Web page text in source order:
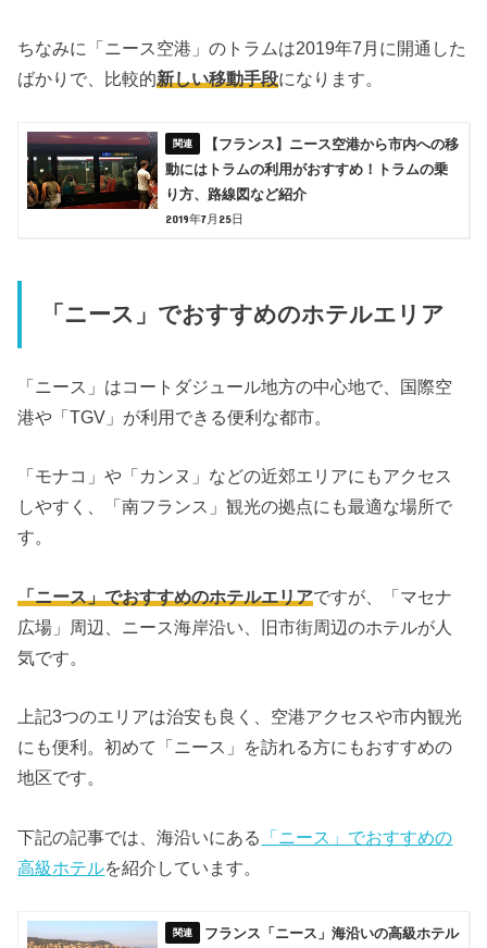
ちなみに「ニース空港」のトラムは2019年7月に開通した
ばかりで、比較的新しい移動手段になります。
【フランス】ニース空港から市内への移
動にはトラムの利用がおすすめ！トラムの乗
り方、路線図など紹介
2019年7月25日
「ニース」でおすすめのホテルエリア
「ニース」はコートダジュール地方の中心地で、国際空
港や「TGV」が利用できる便利な都市。
「モナコ」や「カンヌ」などの近郊エリアにもアクセス
しやすく、「南フランス」観光の拠点にも最適な場所で
す。
「ニース」でおすすめのホテルエリアですが、「マセナ
広場」周辺、ニース海岸沿い、旧市街周辺のホテルが人
気です。
上記3つのエリアは治安も良く、空港アクセスや市内観光
にも便利。初めて「ニース」を訪れる方にもおすすめの
地区です。
下記の記事では、海沿いにある
「ニース」でおすすめの
高級ホテルを紹介しています。
フランス「ニース」海沿いの高級ホテル